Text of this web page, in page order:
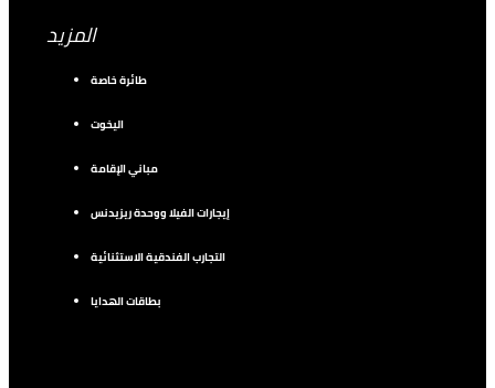
المزيد
طائرة خاصة
اليخوت
مباني الإقامة
إيجارات الفيلا ووحدة ريزيدنس
التجارب الفندقية الاستثنائية
بطاقات الهدايا